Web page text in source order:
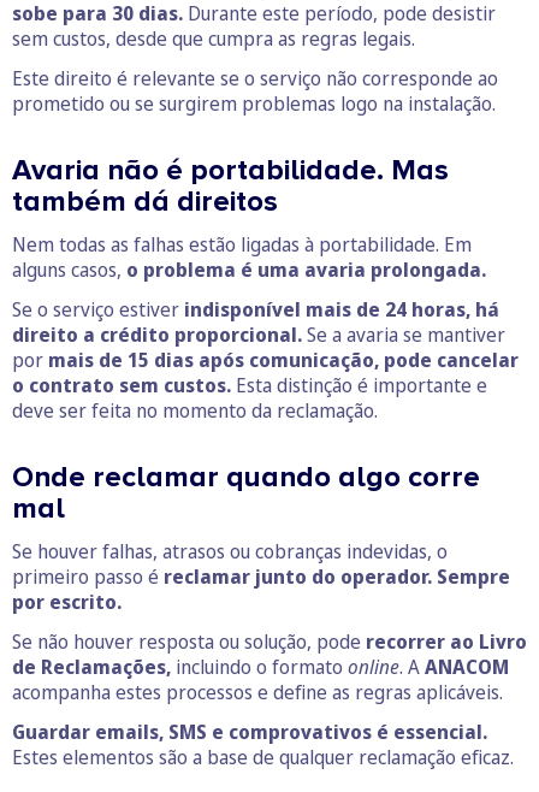
sobe para 30 dias. Durante este período, pode desistir
sem custos, desde que cumpra as regras legais.
Este direito é relevante se o serviço não corresponde ao
prometido ou se surgirem problemas logo na instalação.
Avaria não é portabilidade. Mas
também dá direitos
Nem todas as falhas estão ligadas à portabilidade. Em
alguns casos, o problema é uma avaria prolongada.
Se o serviço estiver indisponível mais de 24 horas, há
direito a crédito proporcional.Se a avaria se mantiver
por mais de 15 dias após comunicação, pode cancelar
o contrato sem custos. Esta distinção é importante e
deve ser feita no momento da reclamação.
Onde reclamar quando algo corre
mal
Se houver falhas, atrasos ou cobranças indevidas, o
primeiro passo é reclamar junto do operador. Sempre
por escrito.
Se não houver resposta ou solução, pode recorrer ao Livro
de Reclamações, incluindo o formato online. AANACOM
acompanha estes processos e define as regras aplicáveis.
Guardar emails, SMS e comprovativos é essencial.
Estes elementos são a base de qualquer reclamação eficaz.